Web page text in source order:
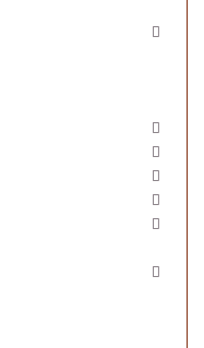






